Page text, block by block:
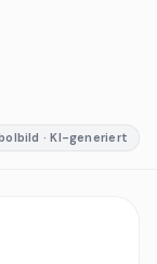
· KI-generiert